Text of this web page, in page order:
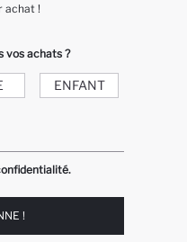
achat !
vos achats ?
ENFANT
!